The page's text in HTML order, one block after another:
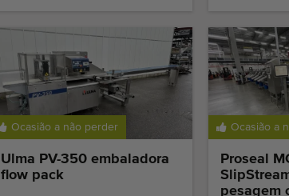
Ocasião a não perder
Ulma PV-350 embaladora
flow pack
Ocasião a
Proseal
pesagem